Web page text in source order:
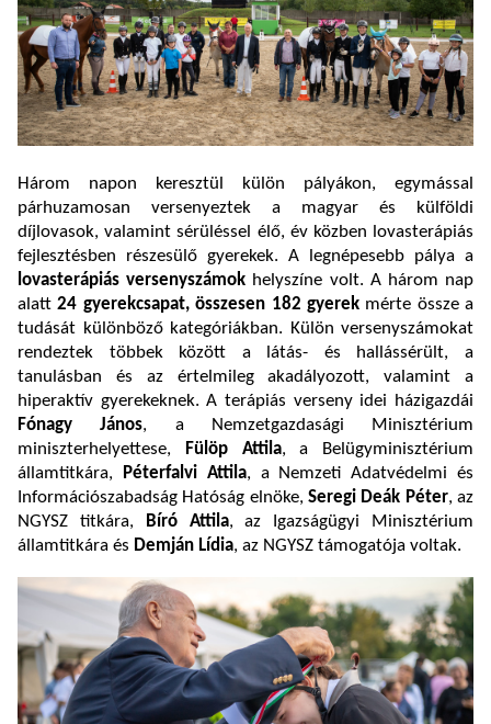
Három napon keresztül külön pályákon, egymással
párhuzamosan versenyeztek a magyar és külföldi
díjlovasok, valamint sérüléssel élő, év közben lovasterápiás
fejlesztésben részesülő gyerekek. A legnépesebb pálya a
lovasterápiás versenyszámok helyszíne volt. A három nap
alatt24 gyerekcsapat, összesen 182 gyerek mérte össze a
tudását különböző kategóriákban. Külön versenyszámokat
rendeztek többek között a látás- és hallássérült, a
tanulásban és az értelmileg akadályozott, valamint a
hiperaktív gyerekeknek. A terápiás verseny idei házigazdái
Fónagy János, a Nemzetgazdasági Minisztérium
miniszterhelyettese, Fülöp Attila, a Belügyminisztérium
államtitkára, Péterfalvi Attila, a Nemzeti Adatvédelmi és
Információszabadság Hatóság elnöke, Seregi Deák Péter, az
NGYSZ titkára, Bíró Attila, az Igazságügyi Minisztérium
államtitkára és Demján Lídia, az NGYSZ támogatója voltak.